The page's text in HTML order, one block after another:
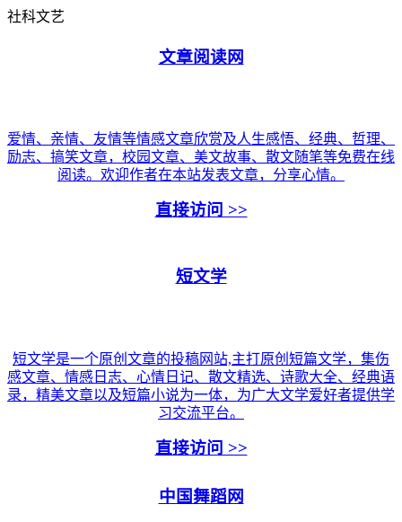
社科文艺
文章阅读网
爱情、亲情、友情等情感文章欣赏及人生感悟、经典、哲理、
励志、搞笑文章，校园文章、美文故事、散文随笔等免费在线
阅读。欢迎作者在本站发表文章，分享心情。
直接访问 >>
短文学
短文学是一个原创文章的投稿网站,主打原创短篇文学，集伤
感文章、情感日志、心情日记、散文精选、诗歌大全、经典语
录，精美文章以及短篇小说为一体，为广大文学爱好者提供学
习交流平台。
直接访问 >>
中国舞蹈网